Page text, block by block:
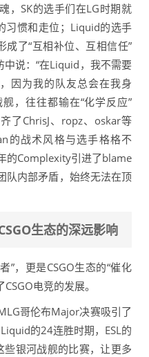
，SK的选手们在LG时期就
习惯和走位；Liquid的选手
了“互相补位、互相信任”
说：“在Liquid，我不需要
因为我的队友总会在我身
，往往都输在“化学反应”
了ChrisJ、ropz、oskar等
的战术风格与选手格格不
的Complexity引进了blame
队内部矛盾，始终无法在顶
生态的深远影响
”，更是CSGO生态的“催化
电竞的发展。
哥伦布Major决赛吸引了
的24连胜时期，ESL的
银河战舰的比赛，让更多